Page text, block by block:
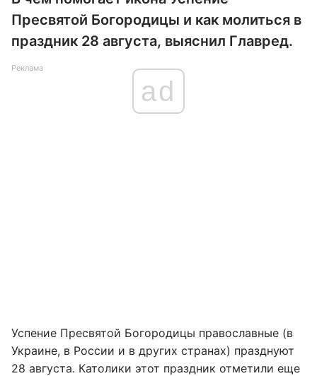
Пресвятой Богородицы и как молиться в
праздник 28 августа, выяснил Главред.
Реклама
ad
Успение Пресвятой Богородицы православные (в
Украине, в России и в других странах) празднуют
28 августа. Католики этот праздник отметили еще